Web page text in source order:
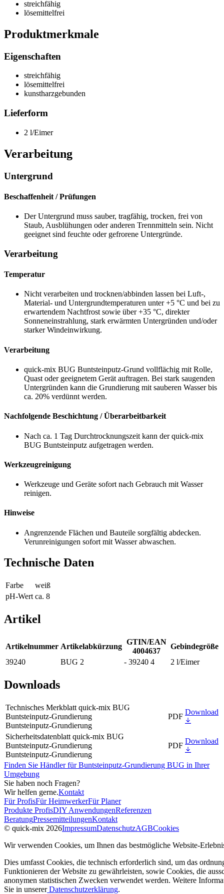
streichfähig
lösemittelfrei
Produktmerkmale
Eigenschaften
streichfähig
lösemittelfrei
kunstharzgebunden
Lieferform
2 l/Eimer
Verarbeitung
Untergrund
Beschaffenheit / Prüfungen
Der Untergrund muss sauber, tragfähig, trocken, frei von
Staub, Ausblühungen oder anderen Trennmitteln sein. Nicht
geeignet sind feuchte oder gefrorene Untergründe.
Verarbeitung
Temperatur
Nicht verarbeiten und trocknen/abbinden lassen bei Luft-,
Material- und Untergrundtemperaturen unter +5 °C und bei zu
erwartendem Nachtfrost sowie über +35 °C, direkter
Sonneneinstrahlung, stark erwärmten Untergründen und/oder
starker Windeinwirkung.
Verarbeitung
quick-mix BUG Buntsteinputz-Grund vollflächig mit Rolle,
Quast oder geeignetem Gerät auftragen. Bei stark saugenden
Untergründen kann die Grundierung mit sauberen Wasser bis
ca. 20% verdünnt werden.
Nachfolgende Beschichtung / Überarbeitbarkeit
Nach ca. 1 Tag Durchtrocknungszeit kann der quick-mix
BUG Buntsteinputz aufgetragen werden.
Werkzeugreinigung
Werkzeuge und Geräte sofort nach Gebrauch mit Wasser
reinigen.
Hinweise
Angrenzende Flächen und Bauteile sorgfältig abdecken.
Verunreinigungen sofort mit Wasser abwaschen.
Technische Daten
Farbe
weiß
pH-Wert ca. 8
Artikel
Artikelnummer Artikelabkürzung
GTIN/EAN
4004637
Gebindegröße
39240
BUG 2 - 39240 4 2 l/Eimer
Downloads
Technisches Merkblatt quick-mix BUG
Buntsteinputz-Grundierung
Buntsteinputz-Grundierung
PDF
Download
Sicherheitsdatenblatt quick-mix BUG
Buntsteinputz-Grundierung
Buntsteinputz-Grundierung
PDF
Download
Finden Sie Händler für Buntsteinputz-Grundierung BUG in Ihrer
Umgebung
Sie haben noch Fragen?
Wir helfen gerne.Kontakt
Für ProfisFür HeimwerkerFür Planer
Produkte ProfisDIY AnwendungenReferenzen
BeratungPressemitteilungenKontakt
© quick-mix 2026ImpressumDatenschutzAGBCookies
Wir verwenden Cookies, um Ihnen das bestmögliche Website-
Dies umfasst Cookies, die technisch erforderlich sind, um das
Funktionieren der Website zu gewährleisten, sowie Cookies, die
anonymen statistischen Zwecken verwendet werden. Weitere
Sie in unsererDatenschutzerklärung.